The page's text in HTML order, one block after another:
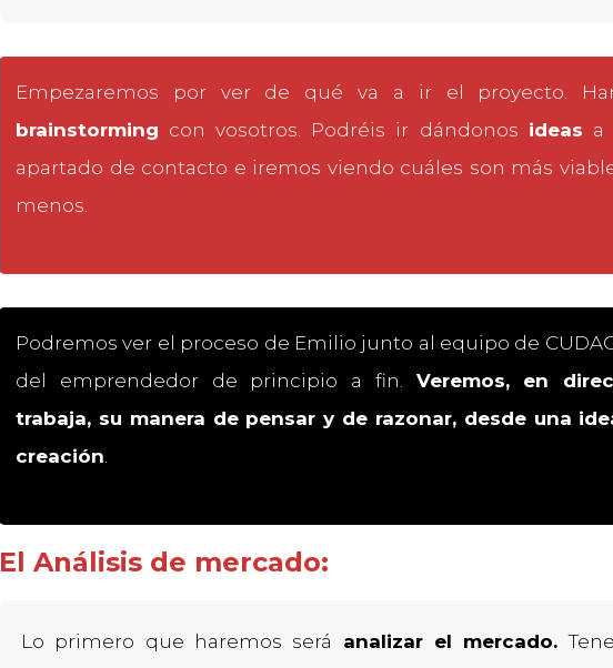
Empezaremos por ver de qué va a ir el proyecto.
brainstorming con vosotros. Podréis ir dándonos ideas a
apartado de contacto e iremos viendo cuáles son más
menos.
Podremos ver el proceso de Emilio junto al equipo de
del emprendedor de principio a fin. Veremos, en
trabaja, su manera de pensar y de razonar, desde una
creación.
El Análisis de mercado:
Lo primero que haremos será analizar el mercado.